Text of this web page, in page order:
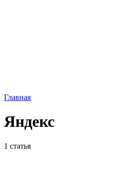
Главная
Яндекс
1 статья